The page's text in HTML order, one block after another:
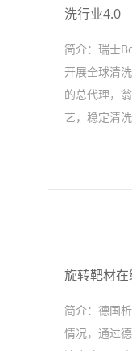
洗行业4.0
简介： 瑞士
开展全球清
的总代理，
艺，稳定清
旋转靶材
简介： 德国
情况，通过